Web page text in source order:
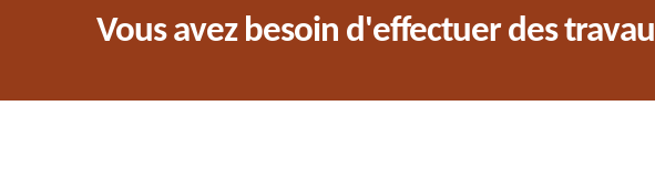
Vous avez besoin d'effectuer des